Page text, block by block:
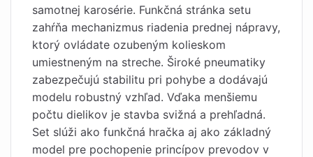
samotnej karosérie. Funkčná stránka setu
zahŕňa mechanizmus riadenia prednej nápravy,
ktorý ovládate ozubeným kolieskom
umiestneným na streche. Široké pneumatiky
zabezpečujú stabilitu pri pohybe a dodávajú
modelu robustný vzhľad. Vďaka menšiemu
počtu dielikov je stavba svižná a prehľadná.
Set slúži ako funkčná hračka aj ako základný
model pre pochopenie princípov prevodov v